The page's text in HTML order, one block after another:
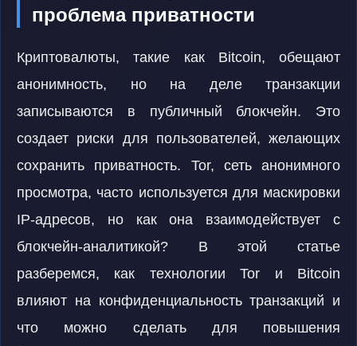
проблема приватности
Криптовалюты, такие как Bitcoin, обещают
анонимность, но на деле транзакции
записываются в публичный блокчейн. Это
создает риски для пользователей, желающих
сохранить приватность. Tor, сеть анонимного
просмотра, часто используется для маскировки
IP-адресов, но как она взаимодействует с
блокчейн-аналитикой? В этой статье
разберемся, как технологии Tor и Bitcoin
влияют на конфиденциальность транзакций и
что можно сделать для повышения